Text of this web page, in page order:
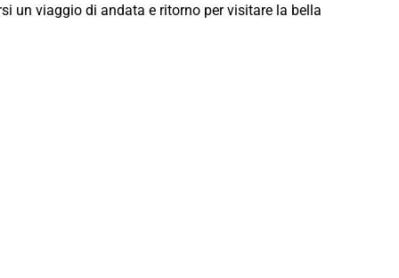
un viaggio di andata e ritorno per visitare la bella